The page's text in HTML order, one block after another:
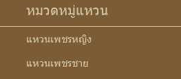
หมวดหมู่แหวน
แหวนเพชรหญิง
แหวนเพชรชาย